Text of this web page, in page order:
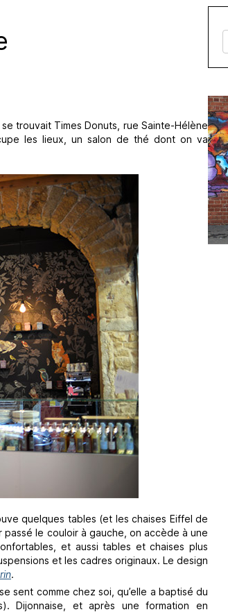
trouvait Times Donuts, rue Sainte-Hélène
les lieux, un salon de thé dont on va
quelques tables (et les chaises Eiffel de
le couloir à gauche, on accède à une
et aussi tables et chaises plus
et les cadres originaux. Le design
.
sent comme chez soi, qu’elle a baptisé du
Dijonnaise, et après une formation en